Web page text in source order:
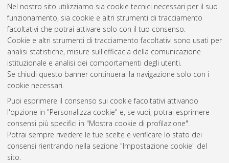
Nel nostro sito utilizziamo sia cookie tecnici necessari per il suo
funzionamento, sia cookie e altri strumenti di tracciamento
facoltativi che potrai attivare solo con il tuo consenso.
Cookie e altri strumenti di tracciamento facoltativi sono usati per
analisi statistiche, misure sull'efficacia della comunicazione
istituzionale e analisi dei comportamenti degli utenti.
Se chiudi questo banner continuerai la navigazione solo con i
cookie necessari.
Puoi esprimere il consenso sui cookie facoltativi attivando
l'opzione in "Personalizza cookie" e, se vuoi, potrai esprimere
consensi più specifici in "Mostra cookie di profilazione".
Potrai sempre rivedere le tue scelte e verificare lo stato dei
consensi rientrando nella sezione "Impostazione cookie" del
sito.
2013(1)
2011(1)
2010 (2)
2009(1)
2007(1)
Atom
Rss 1.0
Rss 2.0